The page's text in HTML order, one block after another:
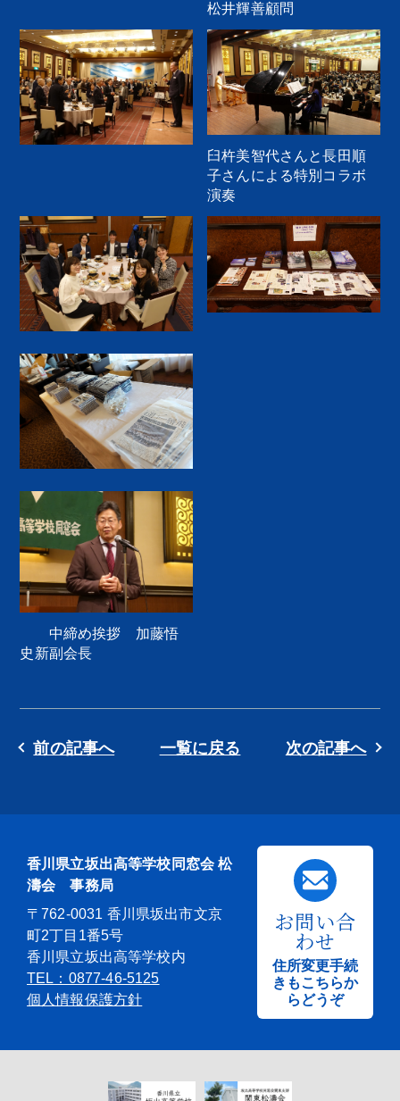
松井輝善顧問
臼杵美智代さんと長田順
子さんによる特別コラボ
演奏
中締め挨拶 加藤悟
史新副会長
前の記事へ 一覧に戻る 次の記事へ
香川県立坂出高等学校同窓会 松
濤会 事務局
〒762-0031 香川県坂出市文京
町2丁目1番5号
香川県立坂出高等学校内
TEL：0877-46-5125
個人情報保護方針
お問い合
わせ
住所変更手続
きもこちらか
らどうぞ